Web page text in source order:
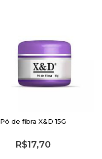
Pó de fibra X&D 15G
R$17,70